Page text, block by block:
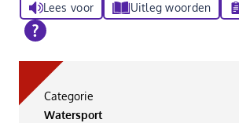
Lees voor Uitleg woorden
Categorie
Watersport